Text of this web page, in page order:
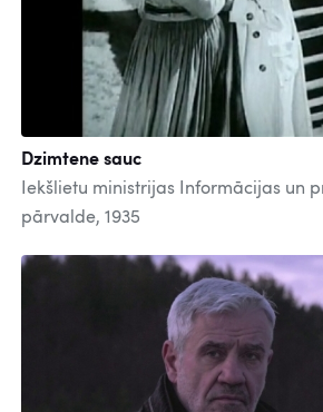
Dzimtene sauc
Iekšlietu ministrijas Informācijas un
pārvalde, 1935